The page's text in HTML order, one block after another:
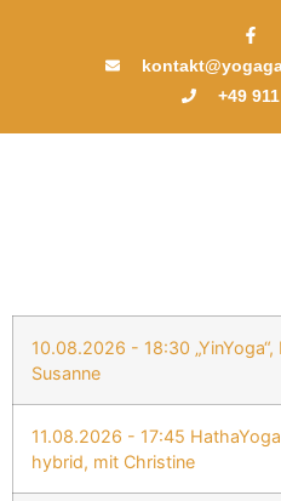
+49
10.08.2026 - 18:30
Susanne
11.08.2026 - 17:45
hybrid, mit Christine